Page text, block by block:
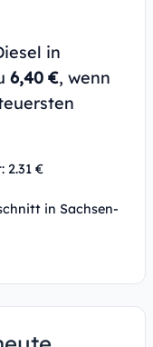
in
6,40 €, wenn
2.31 €
in Sachsen-